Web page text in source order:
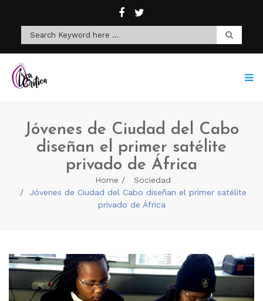
Jóvenes de Ciudad del Cabo
diseñan el primer satélite
privado de África
Home
Sociedad
Jóvenes de Ciudad del Cabo diseñan el primer satélite
privado de África